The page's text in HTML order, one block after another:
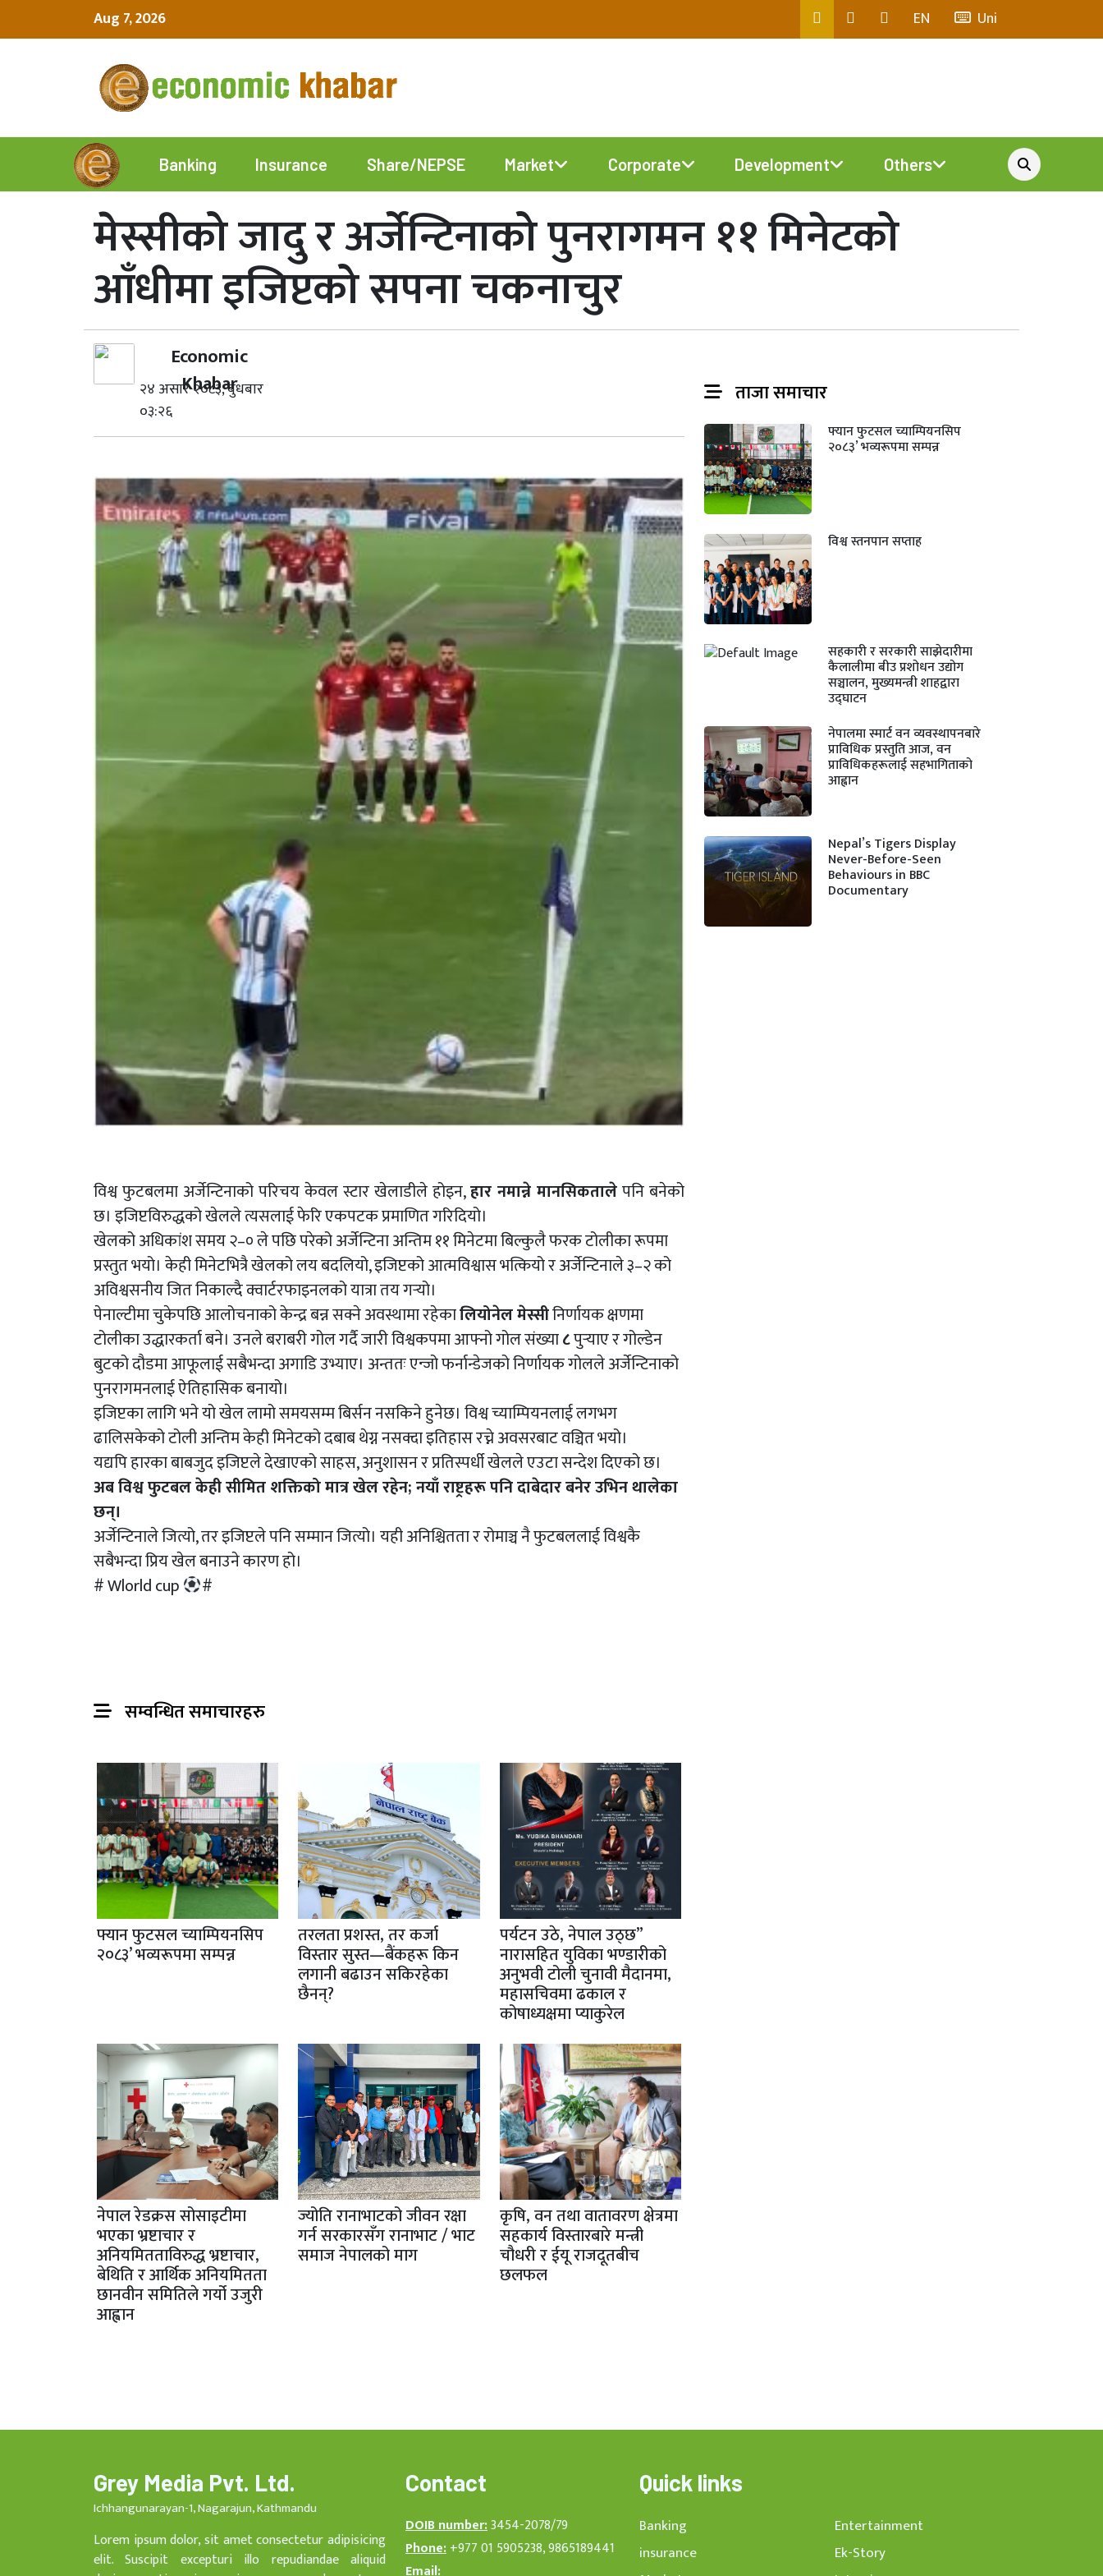
Aug 7, 2026 EN Uni
Banking Insurance Share/NEPSE Market Corporate Development Others
मेस्सीको जादु र अर्जेन्टिनाको पुनरागमन ११ मिनेटको
आँधीमा इजिप्टको सपना चकनाचुर
Economic
Khabar
२४ असार २०८३, बुधबार
०३:२६
विश्व फुटबलमा अर्जेन्टिनाको परिचय केवल स्टार खेलाडीले होइन,हार नमान्ने मानसिकतालेपनि बनेको
छ। इजिप्टविरुद्धको खेलले त्यसलाई फेरि एकपटक प्रमाणित गरिदियो।
खेलको अधिकांश समय २–० ले पछि परेको अर्जेन्टिना अन्तिम ११ मिनेटमा बिल्कुलै फरक टोलीका रूपमा
प्रस्तुत भयो। केही मिनेटभित्रै खेलको लय बदलियो, इजिप्टको आत्मविश्वास भत्कियो र अर्जेन्टिनाले ३–२ को
अविश्वसनीय जित निकाल्दै क्वार्टरफाइनलको यात्रा तय गर्‍यो।
पेनाल्टीमा चुकेपछि आलोचनाको केन्द्र बन्न सक्ने अवस्थामा रहेकालियोनेल मेस्सीनिर्णायक क्षणमा
टोलीका उद्धारकर्ता बने। उनले बराबरी गोल गर्दै जारी विश्वकपमा आफ्नो गोल संख्या८पुर्‍याए र गोल्डेन
बुटको दौडमा आफूलाई सबैभन्दा अगाडि उभ्याए। अन्ततः एन्जो फर्नान्डेजको निर्णायक गोलले अर्जेन्टिनाको
पुनरागमनलाई ऐतिहासिक बनायो।
इजिप्टका लागि भने यो खेल लामो समयसम्म बिर्सन नसकिने हुनेछ। विश्व च्याम्पियनलाई लगभग
ढालिसकेको टोली अन्तिम केही मिनेटको दबाब थेग्न नसक्दा इतिहास रच्ने अवसरबाट वञ्चित भयो।
यद्यपि हारका बाबजुद इजिप्टले देखाएको साहस, अनुशासन र प्रतिस्पर्धी खेलले एउटा सन्देश दिएको छ।
अब विश्व फुटबल केही सीमित शक्तिको मात्र खेल रहेन; नयाँ राष्ट्रहरू पनि दाबेदार बनेर उभिन थालेका
छन्।
अर्जेन्टिनाले जित्यो, तर इजिप्टले पनि सम्मान जित्यो। यही अनिश्चितता र रोमाञ्च नै फुटबललाई विश्वकै
सबैभन्दा प्रिय खेल बनाउने कारण हो।
# Wlorld cup
#
सम्वन्धित समाचारहरु
फ्यान फुटसल च्याम्पियनसिप
२०८३’ भव्यरूपमा सम्पन्न
तरलता प्रशस्त, तर कर्जा
विस्तार सुस्त—बैंकहरू किन
लगानी बढाउन सकिरहेका
छैनन्?
पर्यटन उठे, नेपाल उठ्छ”
नारासहित युविका भण्डारीको
अनुभवी टोली चुनावी मैदानमा,
महासचिवमा ढकाल र
कोषाध्यक्षमा प्याकुरेल
नेपाल रेडक्रस सोसाइटीमा
भएका भ्रष्टाचार र
अनियमितताविरुद्ध भ्रष्टाचार,
बेथिति र आर्थिक अनियमितता
छानवीन समितिले गर्यो उजुरी
आह्वान
ज्योति रानाभाटको जीवन रक्षा
गर्न सरकारसँग रानाभाट / भाट
समाज नेपालको माग
कृषि, वन तथा वातावरण क्षेत्रमा
सहकार्य विस्तारबारे मन्त्री
चौधरी र ईयू राजदूतबीच
छलफल
ताजा समाचार
फ्यान फुटसल च्याम्पियनसिप
२०८३’ भव्यरूपमा सम्पन्न
विश्व स्तनपान सप्ताह
सहकारी र सरकारी साझेदारीमा
कैलालीमा बीउ प्रशोधन उद्योग
सञ्चालन, मुख्यमन्त्री शाहद्वारा
उद्घाटन
नेपालमा स्मार्ट वन व्यवस्थापनबारे
प्राविधिक प्रस्तुति आज, वन
प्राविधिकहरूलाई सहभागिताको
आह्वान
Nepal’s Tigers Display
Never-Before-Seen
Behaviours in BBC
Documentary
Grey Media Pvt. Ltd.
Ichhangunarayan-1, Nagarajun, Kathmandu
Lorem ipsum dolor, sit amet consectetur adipisicing
elit. Suscipit excepturi illo repudiandae aliquid
Contact
DOIB number:3454-2078/79
Phone:+977 01 5905238, 9865189441
Email:
Quick links
Banking
insurance
Entertainment
Ek-Story